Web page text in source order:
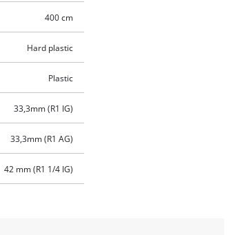
400 cm
Hard plastic
Plastic
33,3mm (R1 IG)
33,3mm (R1 AG)
42 mm (R1 1/4 IG)